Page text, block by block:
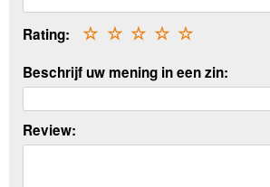
Rating: ☆
☆
☆
☆
☆
Beschrijf uw mening in een zin:
Review: